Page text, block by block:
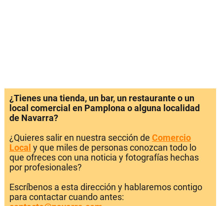
¿Tienes una tienda, un bar, un restaurante o un
local comercial en Pamplona o alguna localidad
de Navarra?
¿Quieres salir en nuestra sección de Comercio
Local y que miles de personas conozcan todo lo
que ofreces con una noticia y fotografías hechas
por profesionales?
Escríbenos a esta dirección y hablaremos contigo
para contactar cuando antes: